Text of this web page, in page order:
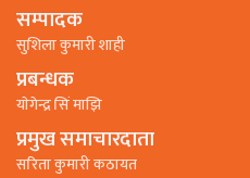
सम्पादक
सुशिला कुमारी शाही
प्रबन्धक
याेगेन्द्र सिं माझि
प्रमुख समाचारदाता
सरिता कुमारी कठायत